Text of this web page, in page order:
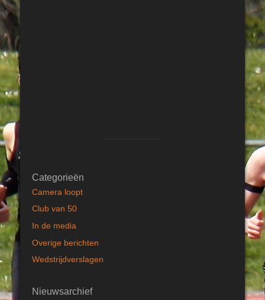
Categorieën
Camera loopt
Club van 50
In de media
Overige berichten
Wedstrijdverslagen
Nieuwsarchief